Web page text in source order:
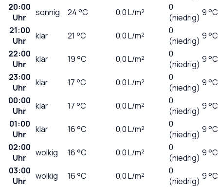
20:00
Uhr
sonnig 24°C 0,0L/m²
0
(niedrig) 9 °C
21:00
Uhr
klar 21 °C 0,0L/m²
0
(niedrig) 9 °C
22:00
Uhr
klar 19°C 0,0L/m²
0
(niedrig) 9 °C
23:00
Uhr
klar 17°C 0,0L/m²
0
(niedrig) 9 °C
00:00
Uhr
klar 17°C 0,0L/m²
0
(niedrig) 9 °C
01:00
Uhr
klar 16°C 0,0L/m²
0
(niedrig) 9 °C
02:00
Uhr
wolkig 16°C 0,0L/m²
0
(niedrig) 9 °C
03:00
Uhr
wolkig 16°C 0,0L/m²
0
(niedrig) 9 °C